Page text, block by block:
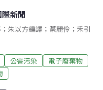
際新聞
朱以方編譯；蔡麗伶；禾引
公害污染
電子廢棄物